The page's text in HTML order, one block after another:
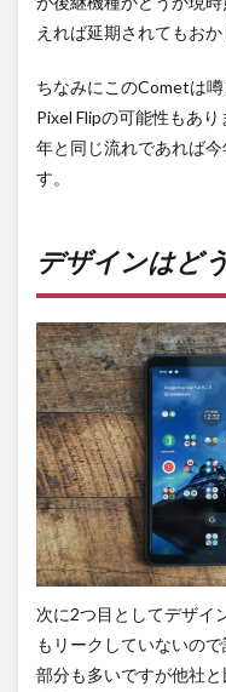
えれば延期されてもおか
ちなみにこのCometは
Pixel Flipの可能性もあ
年と同じ流れであれば
す。
デザインはど
次に2つ目としてデザイ
もリークしていないの
部分も多いですが他社